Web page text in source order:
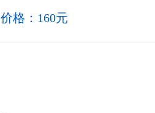
价格：160元